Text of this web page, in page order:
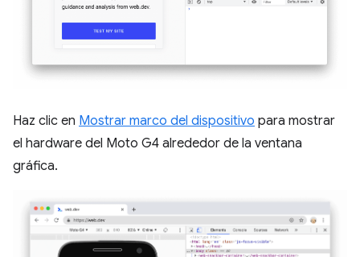
Haz clic en Mostrar marco del dispositivo para mostrar
el hardware del Moto G4 alrededor de la ventana
gráfica.